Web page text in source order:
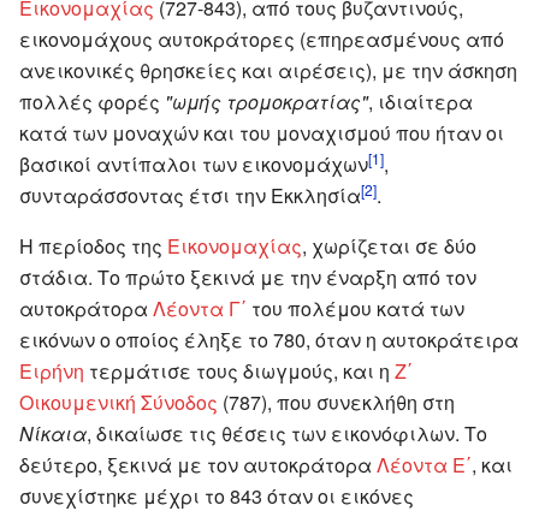
Εικονομαχίας (727-843), από τους βυζαντινούς,
εικονομάχους αυτοκράτορες (επηρεασμένους από
ανεικονικές θρησκείες και αιρέσεις), με την άσκηση
πολλές φορές "ωμής τρομοκρατίας", ιδιαίτερα
κατά των μοναχών και του μοναχισμού που ήταν οι
βασικοί αντίπαλοι των εικονομάχων[1],
συνταράσσοντας έτσι την Εκκλησία[2].
Η περίοδος της Εικονομαχίας, χωρίζεται σε δύο
στάδια. Το πρώτο ξεκινά με την έναρξη από τον
αυτοκράτορα Λέοντα Γ΄ του πολέμου κατά των
εικόνων ο οποίος έληξε το 780, όταν η αυτοκράτειρα
Ειρήνη τερμάτισε τους διωγμούς, και η Ζ΄
Οικουμενική Σύνοδος (787), που συνεκλήθη στη
Νίκαια, δικαίωσε τις θέσεις των εικονόφιλων. Το
δεύτερο, ξεκινά με τον αυτοκράτορα Λέοντα Ε΄, και
συνεχίστηκε μέχρι το 843 όταν οι εικόνες